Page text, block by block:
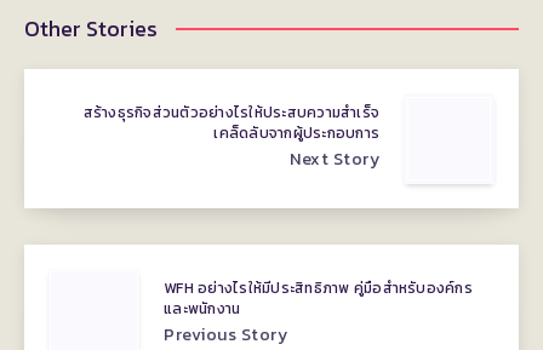
Other Stories
สร้างธุรกิจส่วนตัวอย่างไรให้ประสบความสำเร็จ
เคล็ดลับจากผู้ประกอบการ
Next Story
WFH อย่างไรให้มีประสิทธิภาพ คู่มือสำหรับองค์กร
และพนักงาน
Previous Story